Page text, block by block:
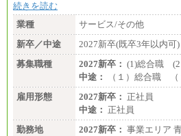
続きを読む
業種
サービス/その他
新卒／中途
2027新卒(既卒3年以内可
募集職種
2027新卒： (1)総合職
中途：
（１）総合職
雇用形態
2027新卒： 正社員
中途： 正社員
勤務地
2027新卒： 事業エリア